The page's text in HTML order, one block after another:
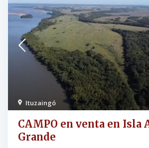
Ituzaingó
CAMPO en venta en Isla
Grande